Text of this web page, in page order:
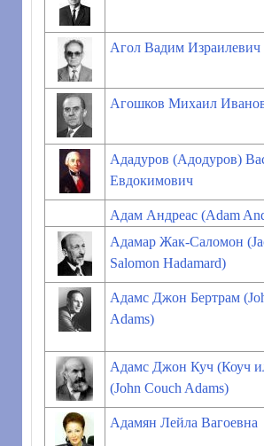
Агол Вадим Израилевич
Агошков Михаил
Ададуров (Адодуров)
Евдокимович
Адам Андреас (Adam
Адамар Жак-Саломон
Salomon Hadamard)
Адамс Джон Бертрам
Adams)
Адамс Джон Куч (Коуч
(John Couch Adams)
Адамян Лейла Вагоевна